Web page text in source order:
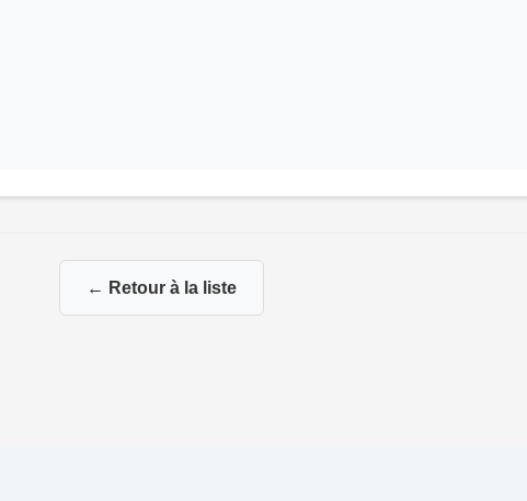
← Retour à la liste